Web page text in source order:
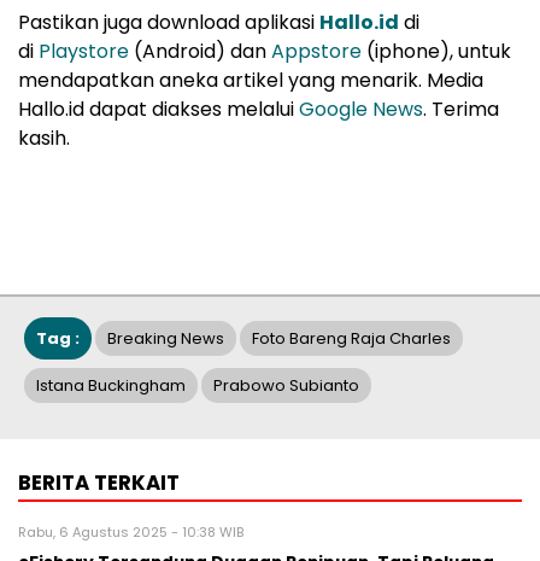
Pastikan juga download aplikasi Hallo.id di
di Playstore (Android) danAppstore (iphone), untuk
mendapatkan aneka artikel yang menarik. Media
Hallo.id dapat diakses melaluiGoogle News. Terima
kasih.
Tag : Breaking News Foto Bareng Raja Charles
Istana Buckingham Prabowo Subianto
BERITA TERKAIT
Rabu, 6 Agustus 2025 - 10:38 WIB